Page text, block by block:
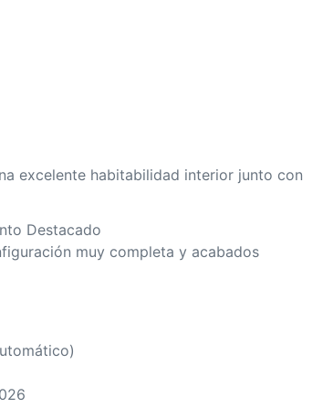
excelente habitabilidad interior junto con
Destacado
muy completa y acabados